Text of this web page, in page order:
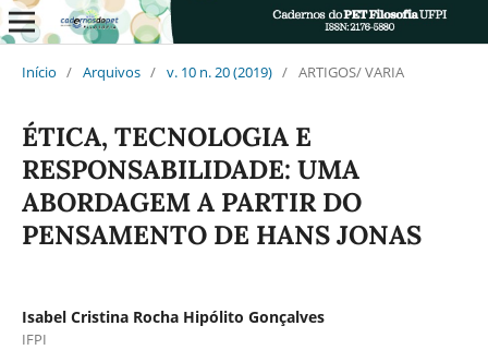
Início / Arquivos / v. 10 n. 20 (2019) / ARTIGOS/ VARIA
ÉTICA, TECNOLOGIA E
RESPONSABILIDADE: UMA
ABORDAGEM A PARTIR DO
PENSAMENTO DE HANS JONAS
Isabel Cristina Rocha Hipólito Gonçalves
IFPI